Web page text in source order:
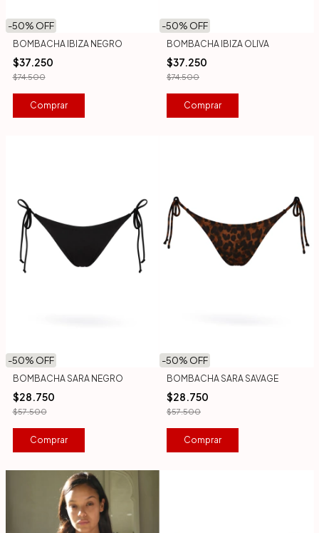
-50% OFF
BOMBACHA IBIZA NEGRO
$37.250
$74.500
Comprar
-50% OFF
BOMBACHA IBIZA OLIVA
$37.250
$74.500
Comprar
-50% OFF
BOMBACHA SARA NEGRO
$28.750
$57.500
Comprar
-50% OFF
BOMBACHA SARA SAVAGE
$28.750
$57.500
Comprar